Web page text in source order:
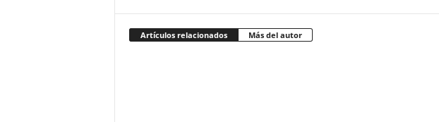
Artículos relacionados Más del autor